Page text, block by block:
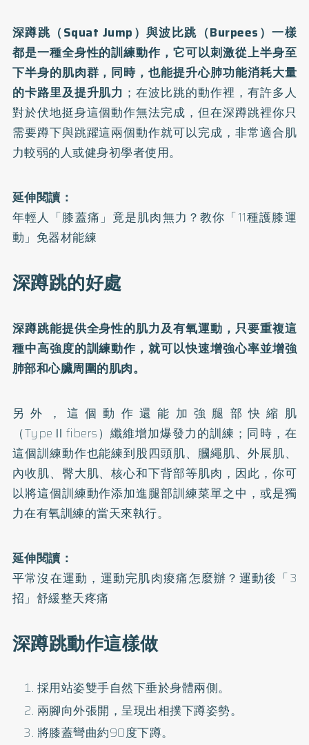
深蹲跳（Squat Jump）與波比跳（Burpees）一樣
都是一種全身性的訓練動作，它可以刺激從上半身至
下半身的肌肉群，同時，也能提升心肺功能消耗大量
的卡路里及提升肌力 ；在波比跳的動作裡，有許多人
對於伏地挺身這個動作無法完成，但在深蹲跳裡你只
需要蹲下與跳躍這兩個動作就可以完成，非常適合肌
力較弱的人或健身初學者使用。
延伸閱讀：
年輕人「膝蓋痛」竟是肌肉無力？教你「11種護膝運
動」免器材能練
深蹲跳的好處
深蹲跳能提供全身性的肌力及有氧運動，只要重複這
種中高強度的訓練動作，就可以快速增強心率並增強
肺部和心臟周圍的肌肉。
另外，這個動作還能加強腿部快縮肌
（TypeⅡfibers）纖維增加爆發力的訓練；同時，在
這個訓練動作也能練到股四頭肌、膕繩肌、外展肌、
內收肌、臀大肌、核心和下背部等肌肉，因此，你可
以將這個訓練動作添加進腿部訓練菜單之中，或是獨
力在有氧訓練的當天來執行。
延伸閱讀：
平常沒在運動，運動完肌肉痠痛怎麼辦？運動後「3
招」舒緩整天疼痛
深蹲跳動作這樣做
採用站姿雙手自然下垂於身體兩側。
兩腳向外張開，呈現出相撲下蹲姿勢。
將膝蓋彎曲約90度下蹲。